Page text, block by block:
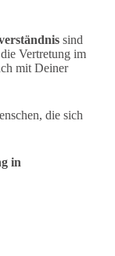
sind
Vertretung im
mit Deiner
die sich
in